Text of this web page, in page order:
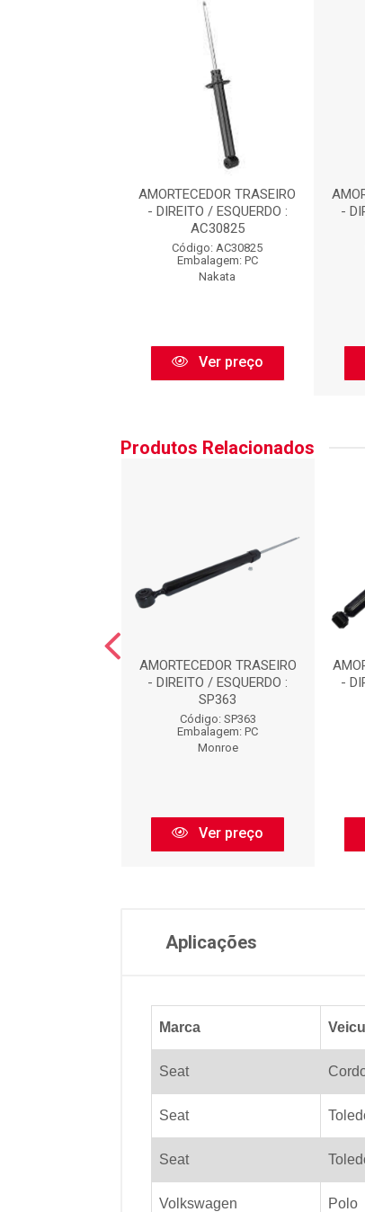
AMORTECEDOR TRASEIRO
- DIREITO / ESQUERDO :
AC30825
Código: AC30825
Embalagem: PC
Nakata
Ver preço
-
Produtos Relacionados
AMORTECEDOR TRASEIRO
- DIREITO / ESQUERDO :
SP363
Código: SP363
Embalagem: PC
Monroe
Ver preço
-
Aplicações
Marca
Seat
Seat
Seat
Volkswagen Polo